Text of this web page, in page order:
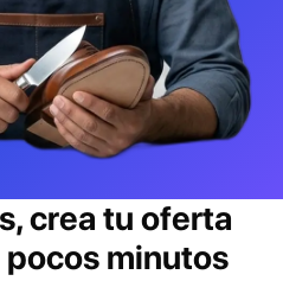
crea tu oferta
minutos